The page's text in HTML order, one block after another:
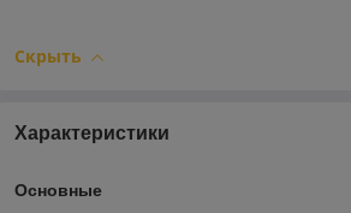
Скрыть
Характеристики
Основные